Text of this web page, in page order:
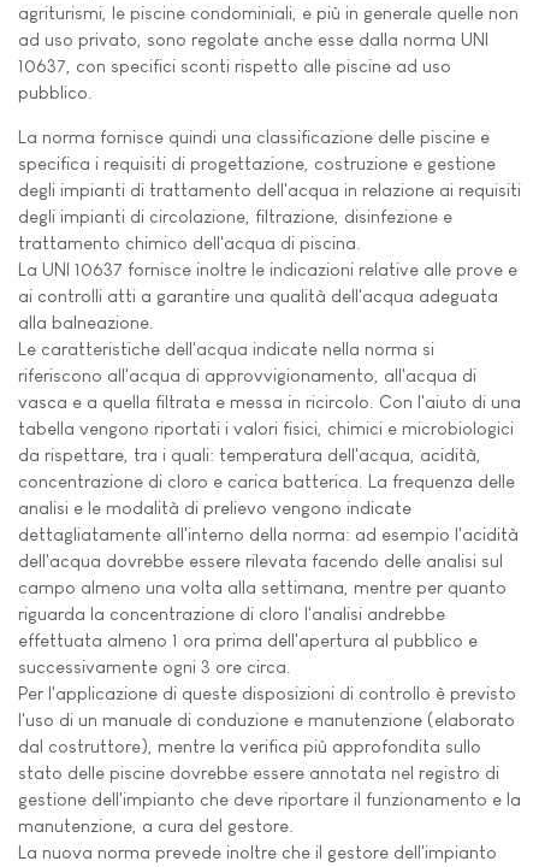
agriturismi, le piscine condominiali, e più in generale quelle non
ad uso privato, sono regolate anche esse dalla norma UNI
10637, con specifici sconti rispetto alle piscine ad uso
pubblico.
La norma fornisce quindi una classificazione delle piscine e
specifica i requisiti di progettazione, costruzione e gestione
degli impianti di trattamento dell'acqua in relazione ai requisiti
degli impianti di circolazione, filtrazione, disinfezione e
trattamento chimico dell'acqua di piscina.
La UNI 10637 fornisce inoltre le indicazioni relative alle prove e
ai controlli atti a garantire una qualità dell'acqua adeguata
alla balneazione.
Le caratteristiche dell'acqua indicate nella norma si
riferiscono all'acqua di approvvigionamento, all'acqua di
vasca e a quella filtrata e messa in ricircolo. Con l'aiuto di una
tabella vengono riportati i valori fisici, chimici e microbiologici
da rispettare, tra i quali: temperatura dell'acqua, acidità,
concentrazione di cloro e carica batterica. La frequenza delle
analisi e le modalità di prelievo vengono indicate
dettagliatamente all'interno della norma: ad esempio l'acidità
dell'acqua dovrebbe essere rilevata facendo delle analisi sul
campo almeno una volta alla settimana, mentre per quanto
riguarda la concentrazione di cloro l'analisi andrebbe
effettuata almeno 1 ora prima dell'apertura al pubblico e
successivamente ogni 3 ore circa.
Per l'applicazione di queste disposizioni di controllo è previsto
l'uso di un manuale di conduzione e manutenzione (elaborato
dal costruttore), mentre la verifica più approfondita sullo
stato delle piscine dovrebbe essere annotata nel registro di
gestione dell'impianto che deve riportare il funzionamento e la
manutenzione, a cura del gestore.
La nuova norma prevede inoltre che il gestore dell'impianto